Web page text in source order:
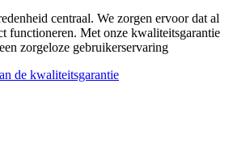
centraal. We zorgen ervoor dat al
functioneren. Met onze kwaliteitsgarantie
zorgeloze gebruikerservaring
de kwaliteitsgarantie